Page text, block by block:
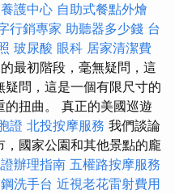
養護中心 自助式餐點外燴
行銷專家 助聽器多少錢 台
玻尿酸 眼科 居家清潔費
最初階段，毫無疑問，這
問，這是一個有限尺寸的
扭曲。 真正的美國巡遊
證 北投按摩服務 我們談論
國家公園和其他景點的龐
辦理指南 五權路按摩服務
洗手台 近視老花雷射費用